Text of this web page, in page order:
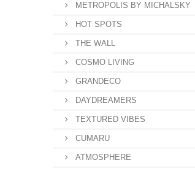
METROPOLIS BY MICHALSKY
HOT SPOTS
THE WALL
COSMO LIVING
GRANDECO
DAYDREAMERS
TEXTURED VIBES
CUMARU
ATMOSPHERE